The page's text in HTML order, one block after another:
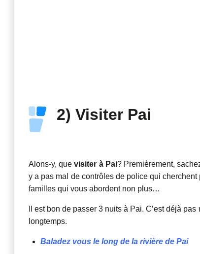
2) Visiter Pai
Alons-y, quevisiter à Pai? Premièrement,
y a pas mal de contrôles de police qui
familles qui vous abordent non plus…
Il est bon de passer 3 nuits à Pai. C’est déjà
longtemps.
Baladez vous le long de la rivière de Pai